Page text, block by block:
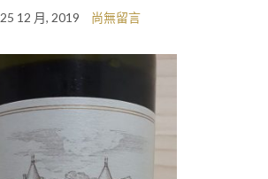
25 12 月, 2019 尚無留言